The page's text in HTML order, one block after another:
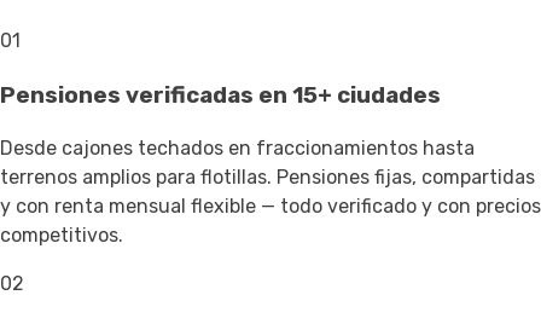
01
Pensiones verificadas en 15+ ciudades
Desde cajones techados en fraccionamientos hasta
terrenos amplios para flotillas. Pensiones fijas, compartidas
y con renta mensual flexible — todo verificado y con precios
competitivos.
02